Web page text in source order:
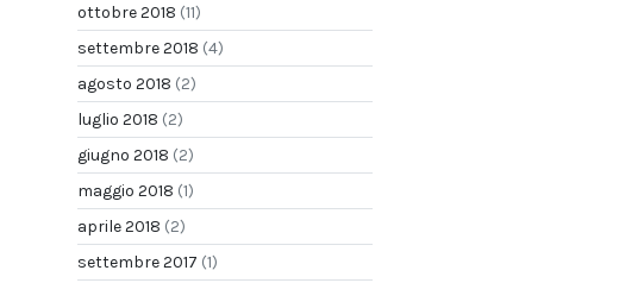
ottobre 2018 (11)
settembre 2018 (4)
agosto 2018 (2)
luglio 2018 (2)
giugno 2018 (2)
maggio 2018 (1)
aprile 2018 (2)
settembre 2017 (1)